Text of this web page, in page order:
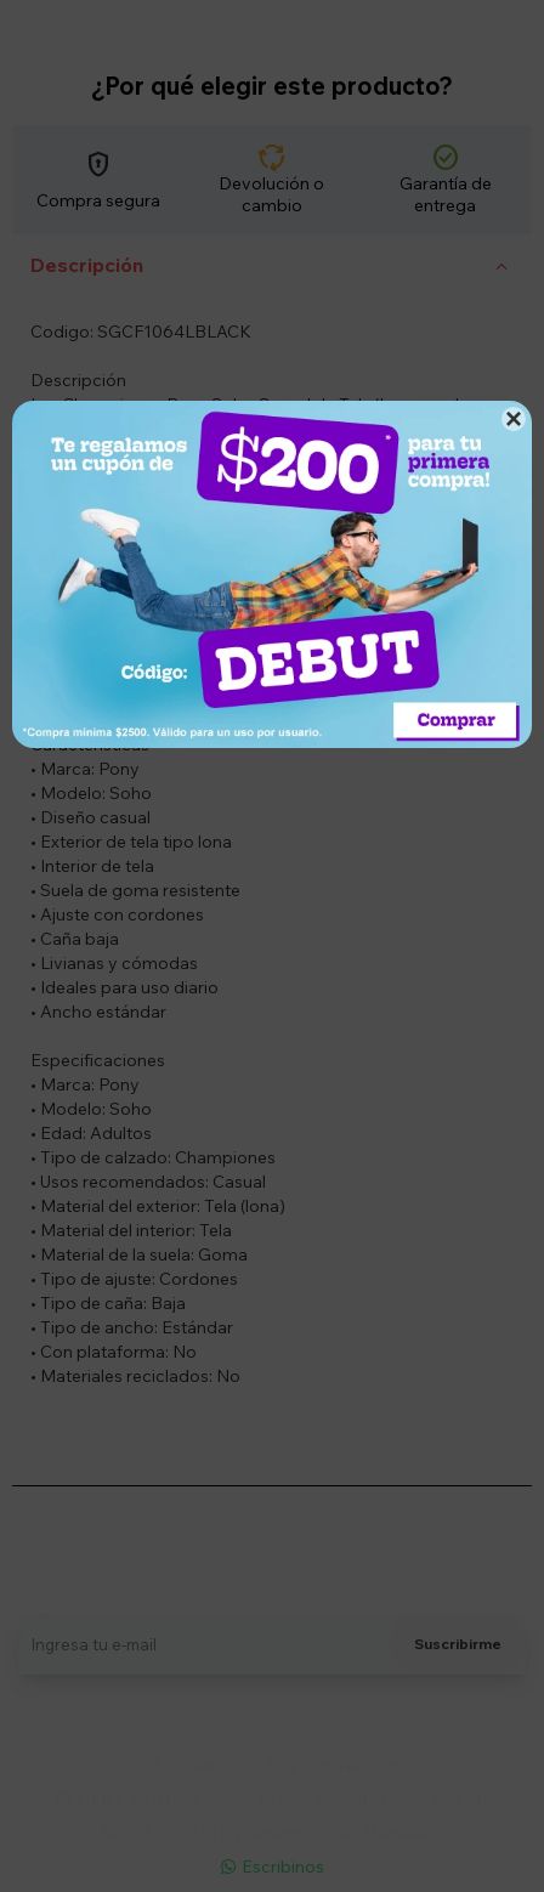

¿Por qué elegir este producto?
encrypted
Compra segura
cycle
Devolución o
cambio
check_circle
Garantía de
entrega
Descripción
Codigo: SGCF1064LBLACK
Descripción
Las Championes Pony Soho Casual de Tela/Lona son la
opción ideal para quienes buscan un calzado cómodo,
liviano y con un estilo urbano que combina con cualquier
look. Su diseño clásico y versátil las hace perfectas para el
uso diario, ya sea para caminar, trabajar, estudiar o disfrutar
de salidas informales.
Confeccionadas en tela tipo lona de excelente calidad,
ofrecen una buena respirabilidad y un calce confortable. Su
suela de goma proporciona un buen agarre y resistencia al
desgaste, mientras que el ajuste con cordones brinda mayor
seguridad y comodidad durante todo el día.
Un modelo práctico y moderno de la reconocida marca
Pony, pensado para acompañarte en cada paso.
Características
• Marca: Pony
• Modelo: Soho
• Diseño casual
• Exterior de tela tipo lona
• Interior de tela
• Suela de goma resistente
• Ajuste con cordones
• Caña baja
• Livianas y cómodas
• Ideales para uso diario
• Ancho estándar
Especificaciones
• Marca: Pony
• Modelo: Soho
• Edad: Adultos
• Tipo de calzado: Championes
• Usos recomendados: Casual
• Material del exterior: Tela (lona)
• Material del interior: Tela
• Material de la suela: Goma
• Tipo de ajuste: Cordones
• Tipo de caña: Baja
• Tipo de ancho: Estándar
• Con plataforma: No
• Materiales reciclados: No
Suscribirme
 Escribinos